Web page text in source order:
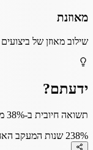
מאוזנת
שילוב מאוזן של ביצועים
ידעתם?
תשואה חיובית ב-38% מהחודשים
38%2 שנות המעקב האחרונות — תנודתיות גבוהה